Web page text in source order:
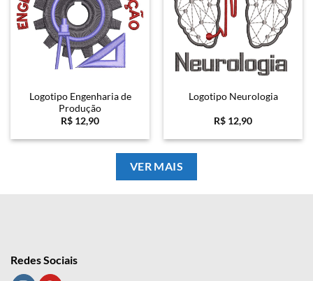
Logotipo Engenharia de
Produção
R$ 12,90
Logotipo Neurologia
R$ 12,90
VER MAIS
Redes Sociais